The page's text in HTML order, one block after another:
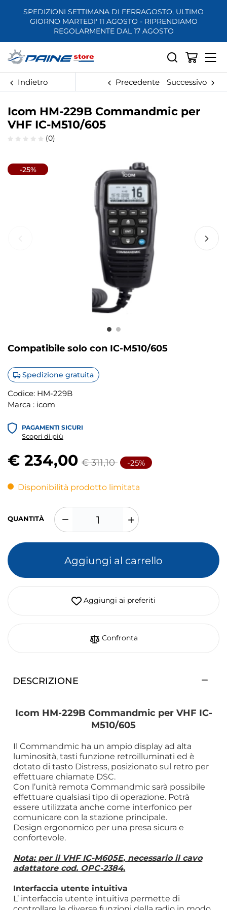
SPEDIZIONI SETTIMANA DI FERRAGOSTO, ULTIMO
GIORNO MARTEDI' 11 AGOSTO - RIPRENDIAMO
REGOLARMENTE DAL 17 AGOSTO
Indietro Precedente Successivo
Icom HM-229B Commandmic per
VHF IC-M510/605
(0)
-25%
Compatibile solo con IC-M510/605
Spedizione gratuita
Codice: HM-229B
Marca : icom
PAGAMENTI SICURI
Scopri di più
€ 234,00 € 311,10 -25%
Disponibilità prodotto limitata
QUANTITÀ
Aggiungi al carrello
Aggiungi ai preferiti
Confronta
DESCRIZIONE
Icom HM-229B Commandmic per VHF IC-
M510/605
Il Commandmic ha un ampio display ad alta
luminosità, tasti funzione retroilluminati ed è
dotato di tasto Distress, posizionato sul retro per
effettuare chiamate DSC.
Con l’unità remota Commandmic sarà possibile
effettuare qualsiasi tipo di operazione. Potrà
essere utilizzata anche come interfonico per
comunicare con la stazione principale.
Design ergonomico per una presa sicura e
confortevole.
Nota: per il VHF IC-M605E, necessario il cavo
adattatore cod. OPC-2384.
Interfaccia utente intuitiva
L’ interfaccia utente intuitiva permette di